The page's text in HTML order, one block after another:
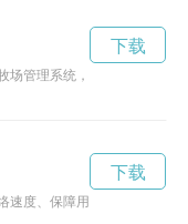
场管理系统，通过数字化、
下载
速度、保障用户隐私的网络
下载